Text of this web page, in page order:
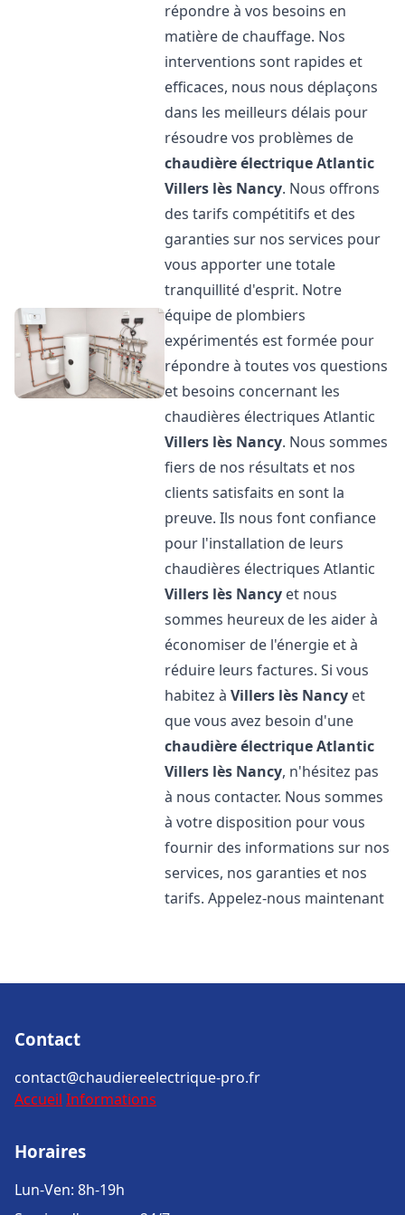
répondre à vos besoins en
matière de chauffage. Nos
interventions sont rapides et
efficaces, nous nous déplaçons
dans les meilleurs délais pour
résoudre vos problèmes de
chaudière électrique Atlantic
Villers lès Nancy. Nous offrons
des tarifs compétitifs et des
garanties sur nos services pour
vous apporter une totale
tranquillité d'esprit. Notre
équipe de plombiers
expérimentés est formée pour
répondre à toutes vos questions
et besoins concernant les
chaudières électriques Atlantic
Villers lès Nancy. Nous sommes
fiers de nos résultats et nos
clients satisfaits en sont la
preuve. Ils nous font confiance
pour l'installation de leurs
chaudières électriques Atlantic
Villers lès Nancy et nous
sommes heureux de les aider à
économiser de l'énergie et à
réduire leurs factures. Si vous
habitez àVillers lès Nancy et
que vous avez besoin d'une
chaudière électrique Atlantic
Villers lès Nancy, n'hésitez pas
à nous contacter. Nous sommes
à votre disposition pour vous
fournir des informations sur nos
services, nos garanties et nos
tarifs. Appelez-nous maintenant
Contact
contact@chaudiereelectrique-pro.fr
Accueil Informations
Horaires
Lun-Ven: 8h-19h